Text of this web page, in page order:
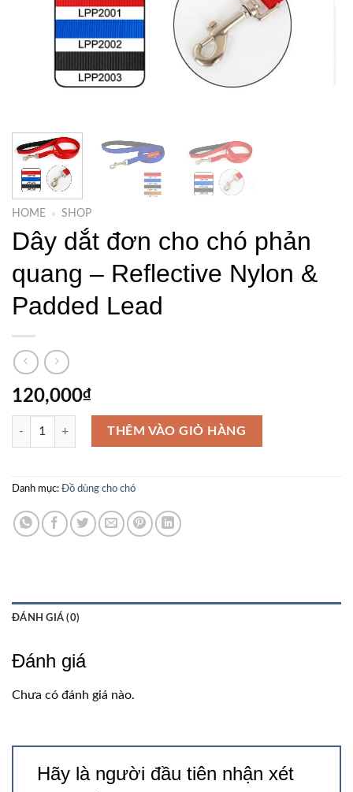
HOME » SHOP
Dây dắt đơn cho chó phản
quang – Reflective Nylon &
Padded Lead
120,000₫
Dây dắt đơn cho chó phản quang – Reflective Nylon & Padded Lead
THÊM VÀO GIỎ HÀNG
Danh mục: Đồ dùng cho chó
ĐÁNH GIÁ (0)
Đánh giá
Chưa có đánh giá nào.
Hãy là người đầu tiên nhận xét